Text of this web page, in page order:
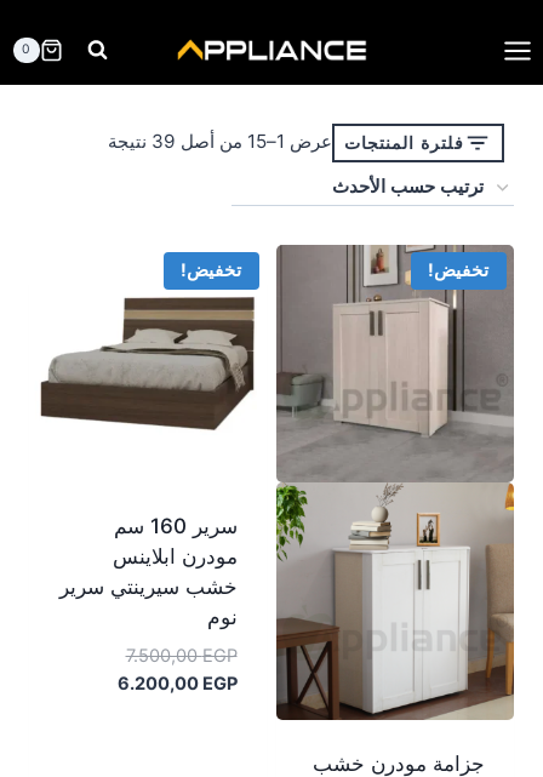
إلى
المحتوى
0
فلترة المنتجات عرض 1–15 من أصل 39 نتيجة
تخفيض!
جزامة مودرن خشب
تخفيض!
سرير 160 سم
مودرن ابلاينس
خشب سيرينتي سرير
نوم
7.500,00EGP
السعر
الأصلي6.200,00 EGP
السعر